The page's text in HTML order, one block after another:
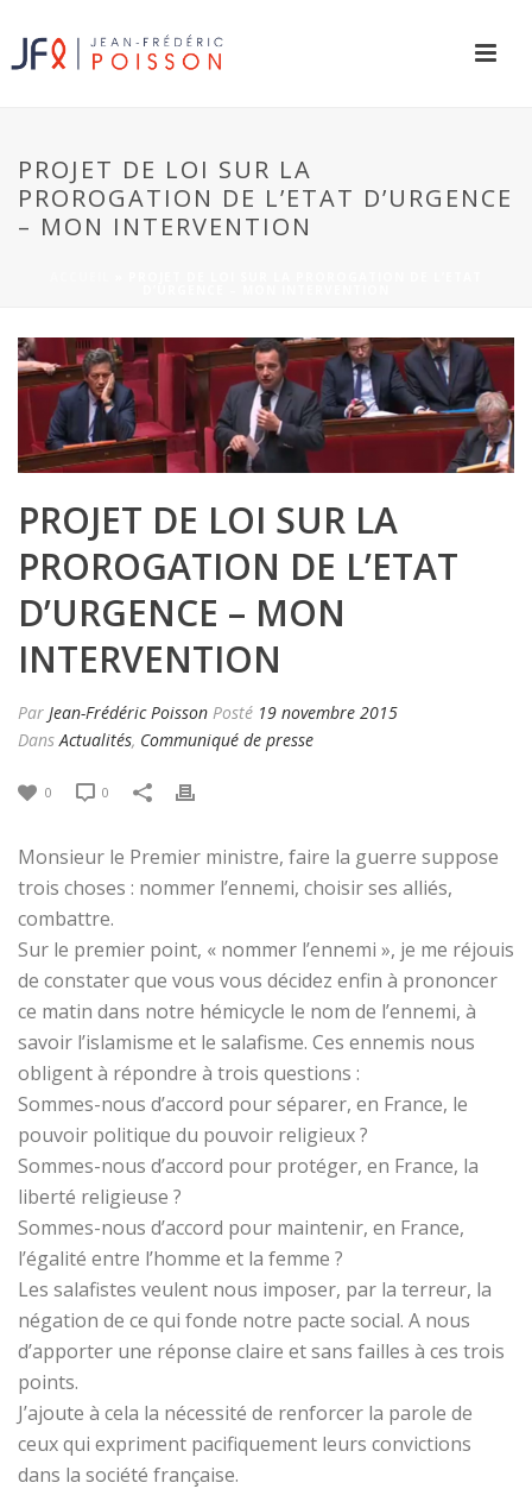
PROJET DE LOI SUR LA
PROROGATION DE L’ETAT D’URGENCE
– MON INTERVENTION
PROJET DE LOI SUR LA
PROROGATION DE L’ETAT
D’URGENCE – MON
INTERVENTION
Par Jean-Frédéric Poisson Posté 19 novembre 2015
DansActualités, Communiqué de presse
0 0
Monsieur le Premier ministre, faire la guerre suppose
trois choses : nommer l’ennemi, choisir ses alliés,
combattre.
Sur le premier point, « nommer l’ennemi », je me réjouis
de constater que vous vous décidez enfin à prononcer
ce matin dans notre hémicycle le nom de l’ennemi, à
savoir l’islamisme et le salafisme. Ces ennemis nous
obligent à répondre à trois questions :
Sommes-nous d’accord pour séparer, en France, le
pouvoir politique du pouvoir religieux ?
Sommes-nous d’accord pour protéger, en France, la
liberté religieuse ?
Sommes-nous d’accord pour maintenir, en France,
l’égalité entre l’homme et la femme ?
Les salafistes veulent nous imposer, par la terreur, la
négation de ce qui fonde notre pacte social. A nous
d’apporter une réponse claire et sans failles à ces trois
points.
J’ajoute à cela la nécessité de renforcer la parole de
ceux qui expriment pacifiquement leurs convictions
dans la société française.